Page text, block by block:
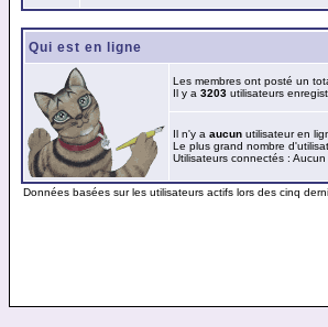
Qui est en ligne
Les membres ont posté un
Il y a 3203 utilisateurs
Il n'y a aucun utilisateur en
Le plus grand nombre
Utilisateurs connectés : Aucun
Données basées sur les utilisateurs actifs lors des cinq